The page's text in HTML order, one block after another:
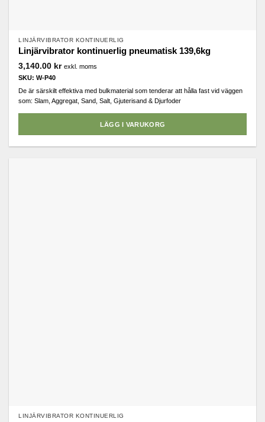
LINJÄRVIBRATOR KONTINUERLIG
Linjärvibrator kontinuerlig pneumatisk 139,6kg
3,140.00 kr exkl. moms
SKU: W-P40
De är särskilt effektiva med bulkmaterial som tenderar att hålla fast vid väggen
som: Slam, Aggregat, Sand, Salt, Gjuterisand & Djurfoder
LÄGG I VARUKORG
LINJÄRVIBRATOR KONTINUERLIG